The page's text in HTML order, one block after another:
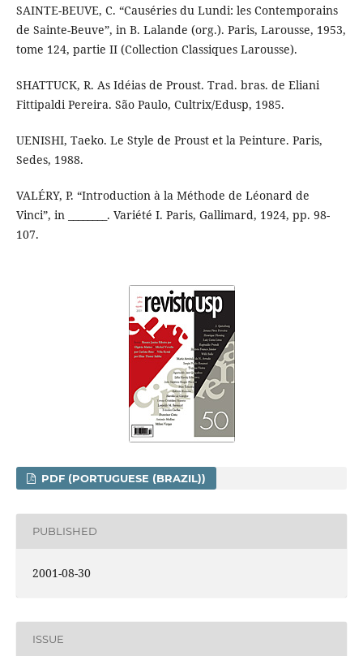
SAINTE-BEUVE, C. “Causéries du Lundi: les Contemporains
de Sainte-Beuve”, in B. Lalande (org.). Paris, Larousse, 1953,
tome 124, partie II (Collection Classiques Larousse).
SHATTUCK, R. As Idéias de Proust. Trad. bras. de Eliani
Fittipaldi Pereira. São Paulo, Cultrix/Edusp, 1985.
UENISHI, Taeko. Le Style de Proust et la Peinture. Paris,
Sedes, 1988.
VALÉRY, P. “Introduction à la Méthode de Léonard de
Vinci”, in ________. Variété I. Paris, Gallimard, 1924, pp. 98-
107.
PDF (PORTUGUESE (BRAZIL))
PUBLISHED
2001-08-30
ISSUE